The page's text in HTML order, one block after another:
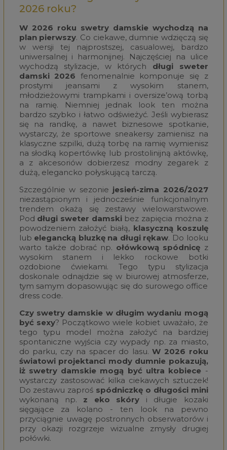
2026 roku?
W 2026 roku swetry damskie wychodzą na
plan pierwszy. Co ciekawe, dumnie wdzięczą się
w wersji tej najprostszej, casualowej, bardzo
uniwersalnej i harmonijnej. Najczęściej na ulice
wychodzą stylizacje, w których długi sweter
damski 2026 fenomenalnie komponuje się z
prostymi jeansami z wysokim stanem,
młodzieżowymi trampkami i oversize’ową torbą
na ramię. Niemniej jednak look ten można
bardzo szybko i łatwo odświeżyć. Jeśli wybierasz
się na randkę, a nawet biznesowe spotkanie,
wystarczy, że sportowe sneakersy zamienisz na
klasyczne szpilki, dużą torbę na ramię wymienisz
na słodką kopertówkę lub prostolinijną aktówkę,
a z akcesoriów dobierzesz modny zegarek z
dużą, elegancko połyskującą tarczą.
Szczególnie w sezonie jesień-zima 2026/2027
niezastąpionym i jednocześnie funkcjonalnym
trendem okażą się zestawy wielowarstwowe.
Pod długi sweter damskibez zapięcia można z
powodzeniem założyć białą, klasyczną koszulę
lub elegancką bluzkę na długi rękaw. Do looku
warto także dobrać np. ołówkową spódnicę z
wysokim stanem i lekko rockowe botki
ozdobione ćwiekami. Tego typu stylizacja
doskonale odnajdzie się w biurowej atmosferze,
tym samym dopasowując się do surowego office
dress code.
Czyswetry damskie w długim wydaniu mogą
być sexy? Początkowo wiele kobiet uważało, że
tego typu model można założyć na bardziej
spontaniczne wyjścia czy wypady np. za miasto,
do parku, czy na spacer do lasu.W 2026 roku
światowi projektanci mody dumnie pokazują,
iż swetry damskie mogą być ultra kobiece -
wystarczy zastosować kilka ciekawych sztuczek!
Do zestawu zaproś spódniczkę o długości mini
wykonaną np. z eko skóry i długie kozaki
sięgające za kolano - ten look na pewno
przyciągnie uwagę postronnych obserwatorów i
przy okazji rozgrzeje wizualne zmysły drugiej
połówki.